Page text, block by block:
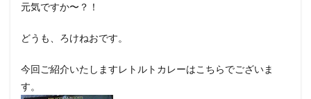
元気ですか〜？！
どうも、ろけねおです。
今回ご紹介いたしますレトルトカレーはこちらでございま
す。